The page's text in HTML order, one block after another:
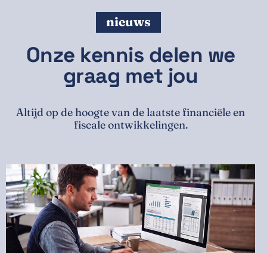
nieuws
Onze kennis delen we
graag met jou
Altijd op de hoogtevande laatste financiëleen
fiscaleontwikkelingen.